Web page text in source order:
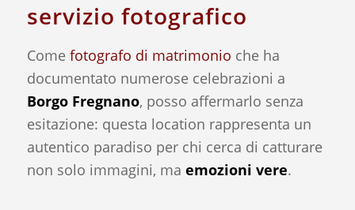
servizio fotografico
Come fotografo di matrimonio che ha
documentato numerose celebrazioni a
Borgo Fregnano, posso affermarlo senza
esitazione: questa location rappresenta un
autentico paradiso per chi cerca di catturare
non solo immagini, ma emozioni vere.